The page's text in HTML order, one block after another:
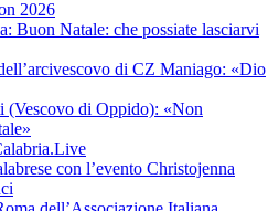
2026
Buon Natale: che possiate lasciarvi
di CZ Maniago: «Dio
(Vescovo di Oppido): «Non
con l’evento Christojenna